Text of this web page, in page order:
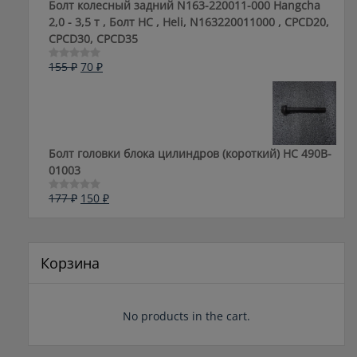
Болт колесный задний N163-220011-000 Hangcha
2,0 - 3,5 т , Болт HC , Heli, N163220011000 , CPCD20,
CPCD30, CPCD35
Оценка
155₽ Первоначальная
70 ₽Текущая
Болт головки блока цилиндров (короткий) НС 490B-
01003
Оценка
177₽ Первоначальная
150 ₽Текущая
Корзина
No products in the cart.